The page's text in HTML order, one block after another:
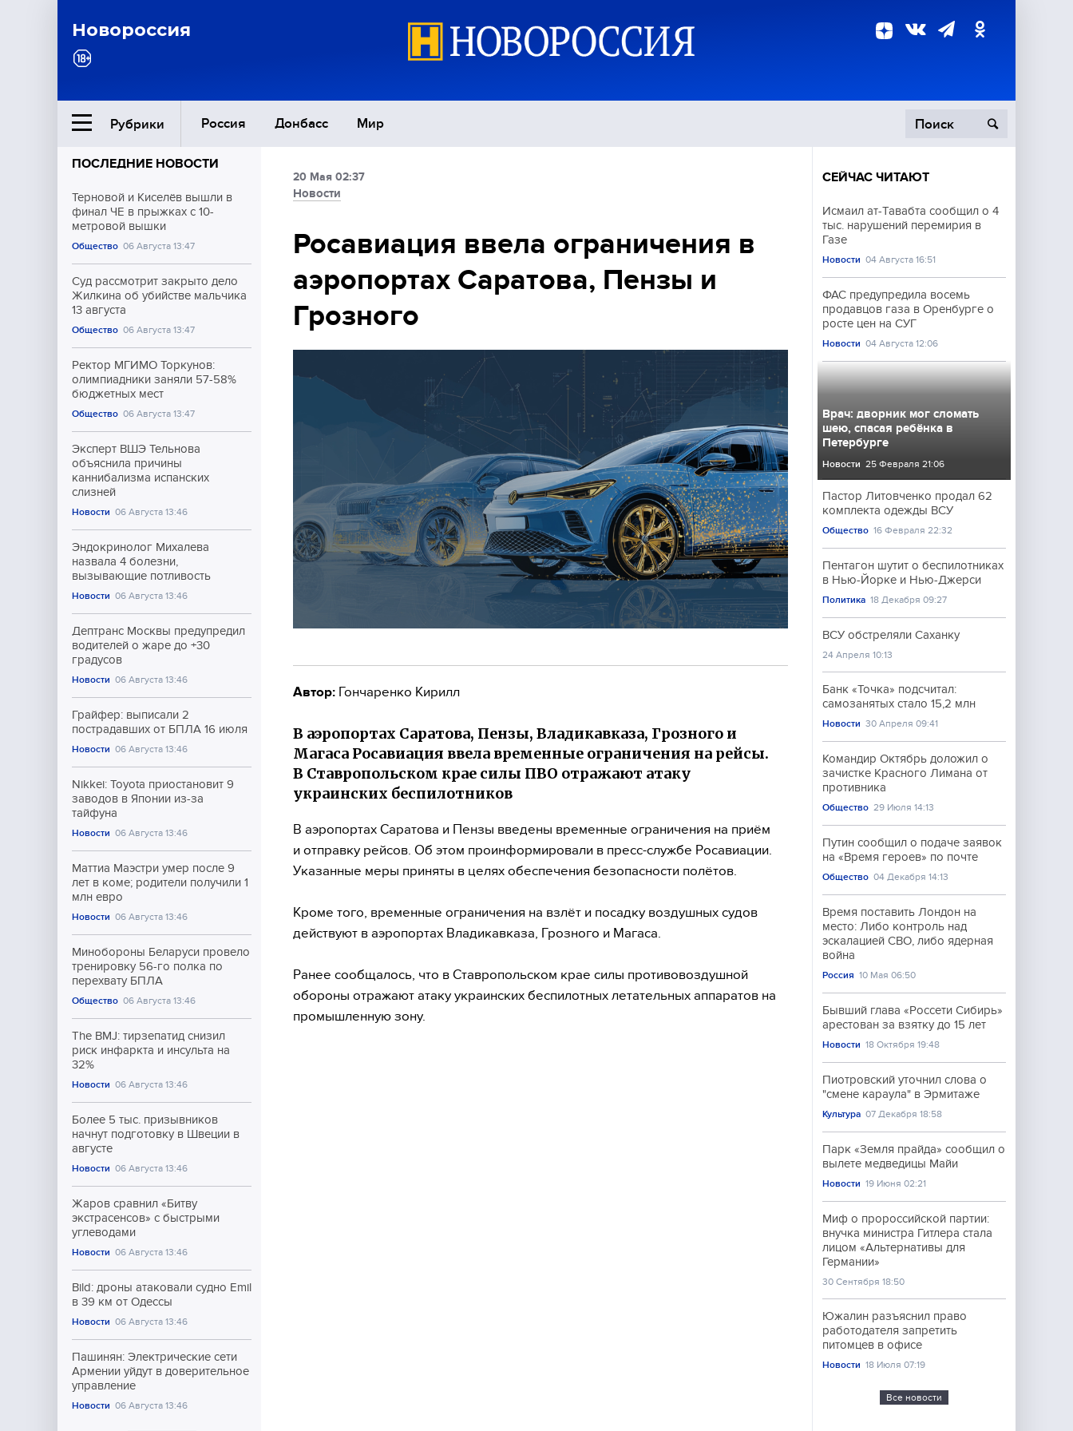
Новороссия
Рубрики Россия Донбасс Мир
Ближний Восток
Общество
Экономика
Происшествия
Культура
Спорт
ПОСЛЕДНИЕ НОВОСТИ
Терновой и Киселёв вышли в
финал ЧЕ в прыжках с 10-
метровой вышки
Общество 06 Августа 13:47
Суд рассмотрит закрыто дело
Жилкина об убийстве мальчика
13 августа
Общество 06 Августа 13:47
Ректор МГИМО Торкунов:
олимпиадники заняли 57-58%
бюджетных мест
Общество 06 Августа 13:47
Эксперт ВШЭ Тельнова
объяснила причины
каннибализма испанских
слизней
Новости 06 Августа 13:46
Эндокринолог Михалева
назвала 4 болезни,
вызывающие потливость
Новости 06 Августа 13:46
Дептранс Москвы предупредил
водителей о жаре до +30
градусов
Новости 06 Августа 13:46
Грайфер: выписали 2
пострадавших от БПЛА 16 июля
Новости 06 Августа 13:46
Nikkei: Toyota приостановит 9
заводов в Японии из-за
тайфуна
Новости 06 Августа 13:46
Маттиа Маэстри умер после 9
лет в коме; родители получили 1
млн евро
Новости 06 Августа 13:46
Минобороны Беларуси провело
тренировку 56-го полка по
перехвату БПЛА
Общество 06 Августа 13:46
The BMJ: тирзепатид снизил
риск инфаркта и инсульта на
32%
Новости 06 Августа 13:46
Более 5 тыс. призывников
начнут подготовку в Швеции в
августе
Новости 06 Августа 13:46
Жаров сравнил «Битву
экстрасенсов» с быстрыми
углеводами
Новости 06 Августа 13:46
Bild: дроны атаковали судно Emil
в 39 км от Одессы
Новости 06 Августа 13:46
Пашинян: Электрические сети
Армении уйдут в доверительное
управление
Новости 06 Августа 13:46
20 Мая 02:37
Новости
Росавиация ввела ограничения в
аэропортах Саратова, Пензы и
Грозного
Автор: Гончаренко Кирилл
В аэропортах Саратова, Пензы, Владикавказа, Грозного и
Магаса Росавиация ввела временные ограничения на рейсы.
В Ставропольском крае силы ПВО отражают атаку
украинских беспилотников
В аэропортах Саратова и Пензы введены временные ограничения на приём
и отправку рейсов. Об этом проинформировали в пресс-службе Росавиации.
Указанные меры приняты в целях обеспечения безопасности полётов.
Кроме того, временные ограничения на взлёт и посадку воздушных судов
действуют в аэропортах Владикавказа, Грозного и Магаса.
Ранее сообщалось, что в Ставропольском крае силы противовоздушной
обороны отражают атаку украинских беспилотных летательных аппаратов на
промышленную зону.
СЕЙЧАС ЧИТАЮТ
Исмаил ат-Тавабта сообщил о 4
тыс. нарушений перемирия в
Газе
Новости 04 Августа 16:51
ФАС предупредила восемь
продавцов газа в Оренбурге о
росте цен на СУГ
Новости 04 Августа 12:06
Врач: дворник мог сломать
шею, спасая ребёнка в
Петербурге
Новости 25 Февраля 21:06
Пастор Литовченко продал 62
комплекта одежды ВСУ
Общество 16 Февраля 22:32
Пентагон шутит о беспилотниках
в Нью-Йорке и Нью-Джерси
Политика 18 Декабря 09:27
ВСУ обстреляли Саханку
24 Апреля 10:13
Банк «Точка» подсчитал:
самозанятых стало 15,2 млн
Новости 30 Апреля 09:41
Командир Октябрь доложил о
зачистке Красного Лимана от
противника
Общество 29 Июля 14:13
Путин сообщил о подаче заявок
на «Время героев» по почте
Общество 04 Декабря 14:13
Время поставить Лондон на
место: Либо контроль над
эскалацией СВО, либо ядерная
война
Россия 10 Мая 06:50
Бывший глава «Россети Сибирь»
арестован за взятку до 15 лет
Новости 18 Октября 19:48
Пиотровский уточнил слова о
"смене караула" в Эрмитаже
Культура 07 Декабря 18:58
Парк «Земля прайда» сообщил о
вылете медведицы Майи
Новости 19 Июня 02:21
Миф о пророссийской партии:
внучка министра Гитлера стала
лицом «Альтернативы для
Германии»
30 Сентября 18:50
Южалин разъяснил право
работодателя запретить
питомцев в офисе
Новости 18 Июля 07:19
Все новости